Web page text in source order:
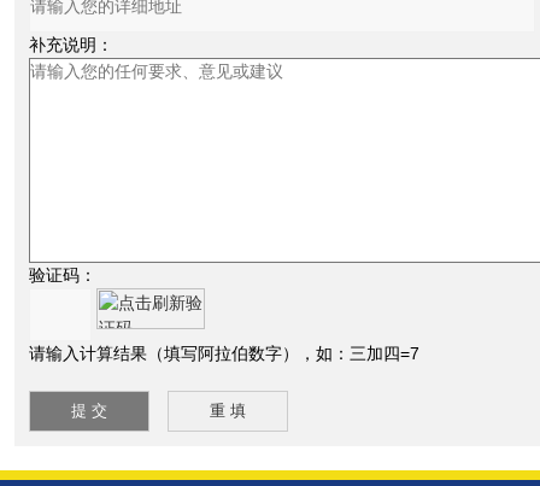
补充说明：
验证码：
请输入计算结果（填写阿拉伯数字），如：三加四=7